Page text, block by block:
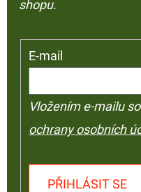
shopu.
E-mail
Vložením e-mailu
ochrany osobních
PŘIHLÁSIT SE